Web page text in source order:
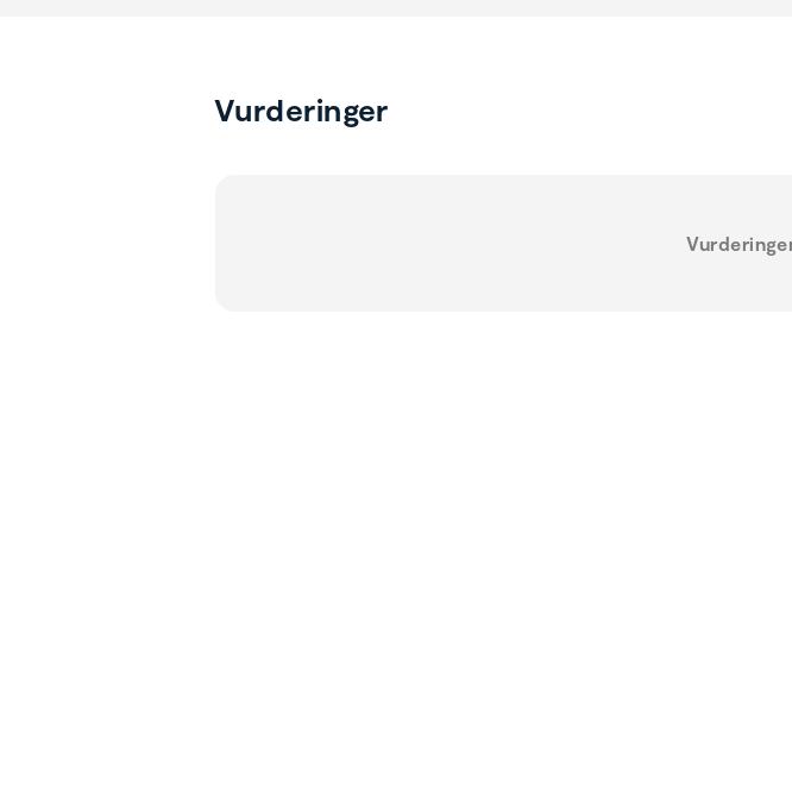
Vurderinger